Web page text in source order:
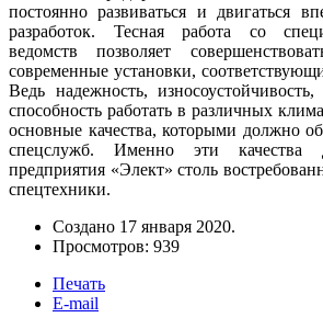
постоянно развиваться и двигаться
разработок. Тесная работа со
ведомств позволяет
современные установки,
Ведь надежность,
способность работать в различных
основные качества, которыми должно
спецслужб. Именно эти качества
предприятия «Элект» столь
спецтехники.
Создано 17 января 2020.
Просмотров: 939
Печать
E-mail